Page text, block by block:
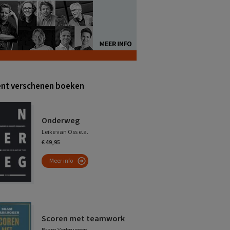
verschenen boeken
Onderweg
Leike van Oss e.a.
€ 49,95
Meer info
Scoren met teamwork